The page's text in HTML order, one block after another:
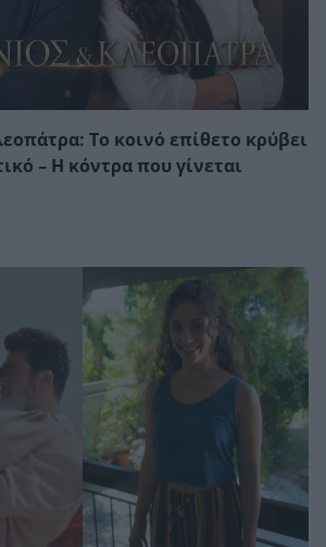
Το κοινό επίθετο κρύβει
– Η κόντρα που γίνεται